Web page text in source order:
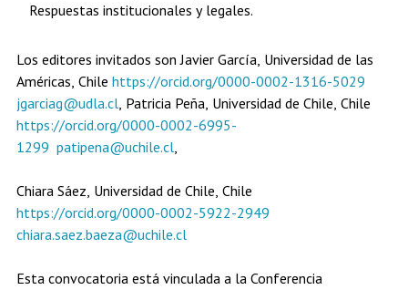
Respuestas institucionales y legales.
Los editores invitados son Javier García, Universidad de las
Américas, Chile https://orcid.org/0000-0002-1316-5029
jgarciag@udla.cl, Patricia Peña, Universidad de Chile, Chile
https://orcid.org/0000-0002-6995-
1299 patipena@uchile.cl,
Chiara Sáez, Universidad de Chile, Chile
https://orcid.org/0000-0002-5922-2949
chiara.saez.baeza@uchile.cl
Esta convocatoria está vinculada a la Conferencia